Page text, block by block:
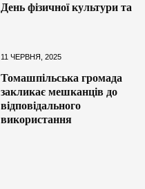
День фізичної культури та
11 ЧЕРВНЯ, 2025
Томашпільська громада
закликає мешканців до
відповідального
використання